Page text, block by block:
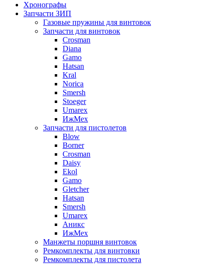
Хронографы
Запчасти ЗИП
Газовые пружины для винтовок
Запчасти для винтовок
Crosman
Diana
Gamo
Hatsan
Kral
Norica
Smersh
Stoeger
Umarex
ИжМех
Запчасти для пистолетов
Blow
Borner
Crosman
Daisy
Ekol
Gamo
Gletcher
Hatsan
Smersh
Umarex
Аникс
ИжМех
Манжеты поршня винтовок
Ремкомплекты для винтовки
Ремкомплекты для пистолета